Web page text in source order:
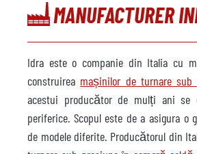
MANUFACTURER
Idra este o companie din Italia cu
construirea mașinilor de turnare sub
acestui producător de mulți ani se
periferice. Scopul este de a asigura o
de modele diferite. Producătorul din